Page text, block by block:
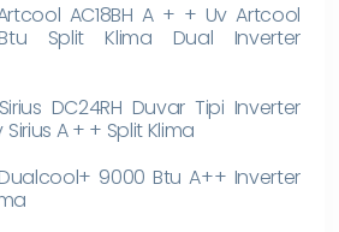
AC18BH A + + Uv Artcool
Split Klima Dual Inverter
DC24RH Duvar Tipi Inverter
A + + Split Klima
9000 Btu A++ Inverter